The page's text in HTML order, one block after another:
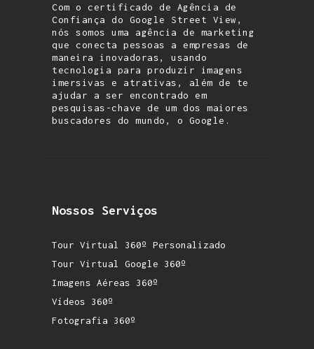
Com o certificado de Agência de
Confiança do Google Street View,
nós somos uma agência de marketing
que conecta pessoas a empresas de
maneira inovadoras, usando
tecnologia para produzir imagens
imersivas e atrativas, além de te
ajudar a ser encontrado em
pesquisas-chave de um dos maiores
buscadores do mundo, o Google.
Nossos Serviços
Tour Virtual 360º Personalizado
Tour Virtual Google 360º
Imagens Aéreas 360º
Vídeos 360º
Fotografia 360º